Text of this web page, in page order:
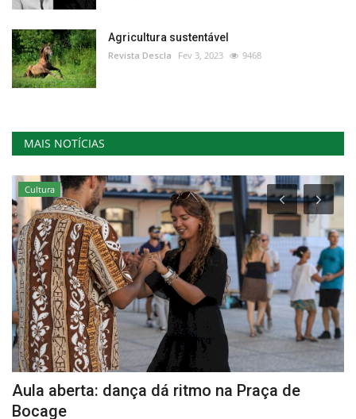
Agricultura sustentável
Revista Descla Fev 3, 2023 9468
MAIS NOTÍCIAS
Cultura
Aula aberta: dança dá ritmo na Praça de
Bocage